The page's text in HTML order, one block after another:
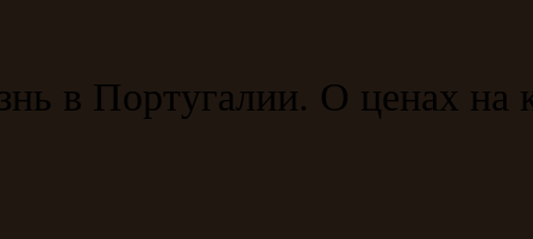
в Португалии. О ценах